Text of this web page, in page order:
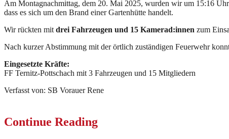
Am Montagnachmittag, dem 20. Mai 2025, wurden wir um 15:16
dass es sich um den Brand einer Gartenhütte handelt.
Wir rückten mit drei Fahrzeugen und 15 Kamerad:innen zum
Nach kurzer Abstimmung mit der örtlich zuständigen Feuerwehr
Eingesetzte Kräfte:
FF Ternitz-Pottschach mit 3 Fahrzeugen und 15 Mitgliedern
Verfasst von: SB Vorauer Rene
Continue Reading